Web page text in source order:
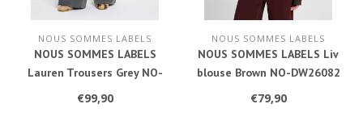
NOUS SOMMES LABELS
NOUS SOMMES LABELS
Lauren Trousers Grey NO-
DW26058
€99,90
NOUS SOMMES LABELS
NOUS SOMMES LABELS Liv
blouse Brown NO-DW26082
€79,90